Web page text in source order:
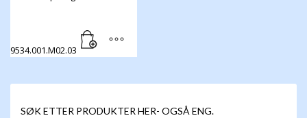
9534.001.M02.03
SØK ETTER PRODUKTER HER- OGSÅ ENG.